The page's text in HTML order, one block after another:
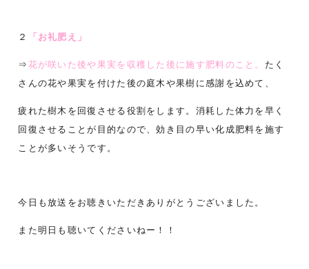
２ 「お礼肥え」
⇒ 花が咲いた後や果実を収穫した後に施す肥料のこと。 たく
さんの花や果実を付けた後の庭木や果樹に感謝を込めて、
疲れた樹木を回復させる役割をします。消耗した体力を早く
回復させることが目的なので、効き目の早い化成肥料を施す
ことが多いそうです。
今日も放送をお聴きいただきありがとうございました。
また明日も聴いてくださいねー！！